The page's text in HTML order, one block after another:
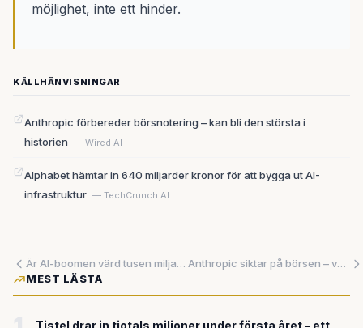
möjlighet, inte ett hinder.
KÄLLHÄNVISNINGAR
Anthropic förbereder börsnotering – kan bli den största i
historien — Wired AI
Alphabet hämtar in 640 miljarder kronor för att bygga ut AI-
infrastruktur — TechCrunch AI
Är AI-boomen värd tusen miljarder – eller säljer Anthropic en dröm?
Anthropic siktar på börsen – värderas till 9 000 miljarder kronor
MEST LÄSTA
Tistel drar in tiotals miljoner under första året – ett